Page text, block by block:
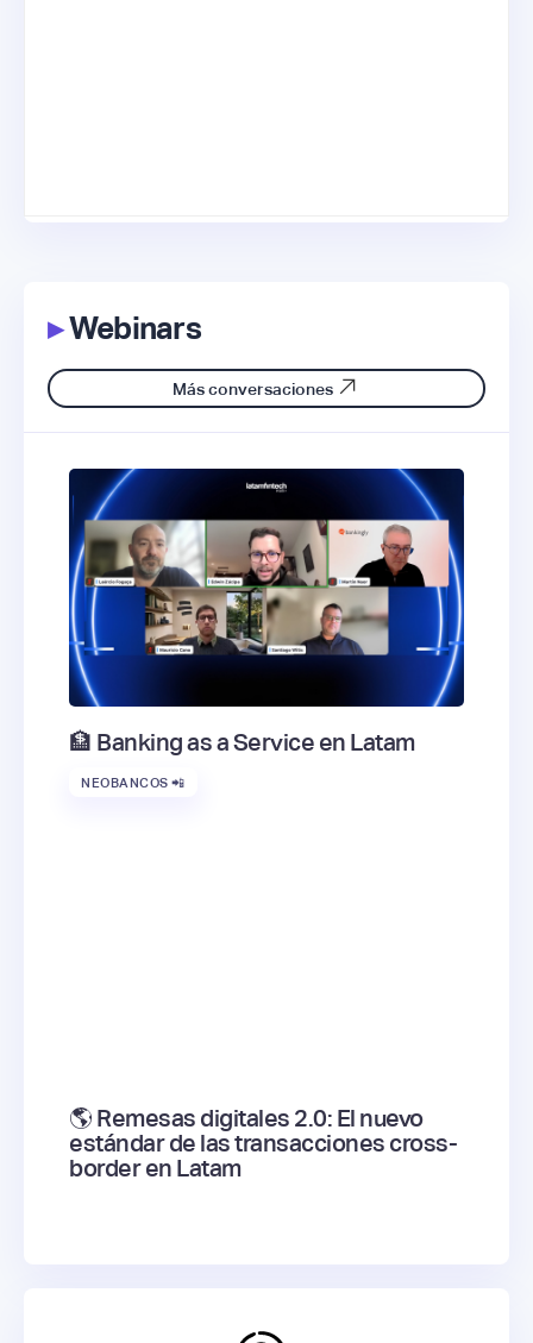
▸Webinars
Más conversaciones
🏦 Banking as a Service en Latam
NEOBANCOS 📲
🌎 Remesas digitales 2.0: El nuevo
estándar de las transacciones cross-
border en Latam